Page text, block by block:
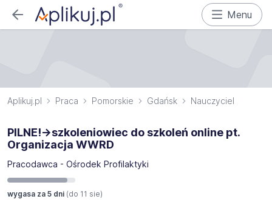
Menu
Aplikuj.pl Praca Pomorskie Gdańsk Nauczyciel
PILNE!->szkoleniowiec do szkoleń online pt.
Organizacja WWRD
Pracodawca - Ośrodek Profilaktyki
wygasa za 5 dni (do 11 sie)